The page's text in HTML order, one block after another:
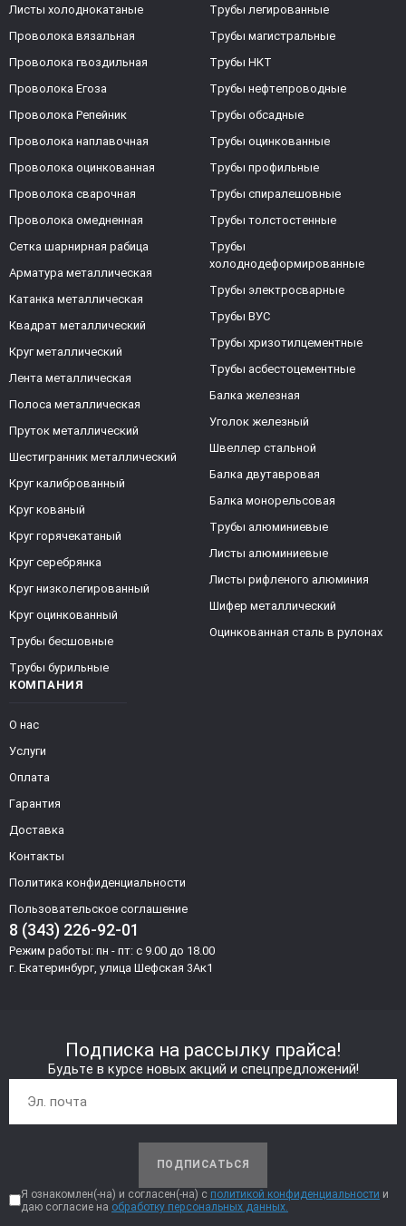
КОМПАНИЯ
О нас
Услуги
Оплата
Гарантия
Доставка
Контакты
Политика конфиденциальности
Пользовательское соглашение
8 (343) 226-92-01
Режим работы: пн - пт: с 9.00 до 18.00
г. Екатеринбург, улица Шефская 3Ак1
Листы холоднокатаные
Проволока вязальная
Проволока гвоздильная
Проволока Егоза
Проволока Репейник
Проволока наплавочная
Проволока оцинкованная
Проволока сварочная
Проволока омедненная
Сетка шарнирная рабица
Арматура металлическая
Катанка металлическая
Квадрат металлический
Круг металлический
Лента металлическая
Полоса металлическая
Пруток металлический
Шестигранник металлический
Круг калиброванный
Круг кованый
Круг горячекатаный
Круг серебрянка
Круг низколегированный
Круг оцинкованный
Трубы бесшовные
Трубы бурильные
Трубы легированные
Трубы магистральные
Трубы НКТ
Трубы нефтепроводные
Трубы обсадные
Трубы оцинкованные
Трубы профильные
Трубы спиралешовные
Трубы толстостенные
Трубы
холоднодеформированные
Трубы электросварные
Трубы ВУС
Трубы хризотилцементные
Трубы асбестоцементные
Балка железная
Уголок железный
Швеллер стальной
Балка двутавровая
Балка монорельсовая
Трубы алюминиевые
Листы алюминиевые
Листы рифленого алюминия
Шифер металлический
Оцинкованная сталь в рулонах
Подписка на рассылку прайса!
Будьте в курсе новых акций и спецпредложений!
ПОДПИСАТЬСЯ
Я ознакомлен(-на) и согласен(-на) с политикой конфиденциальности и
даю согласие на обработку персональных данных.